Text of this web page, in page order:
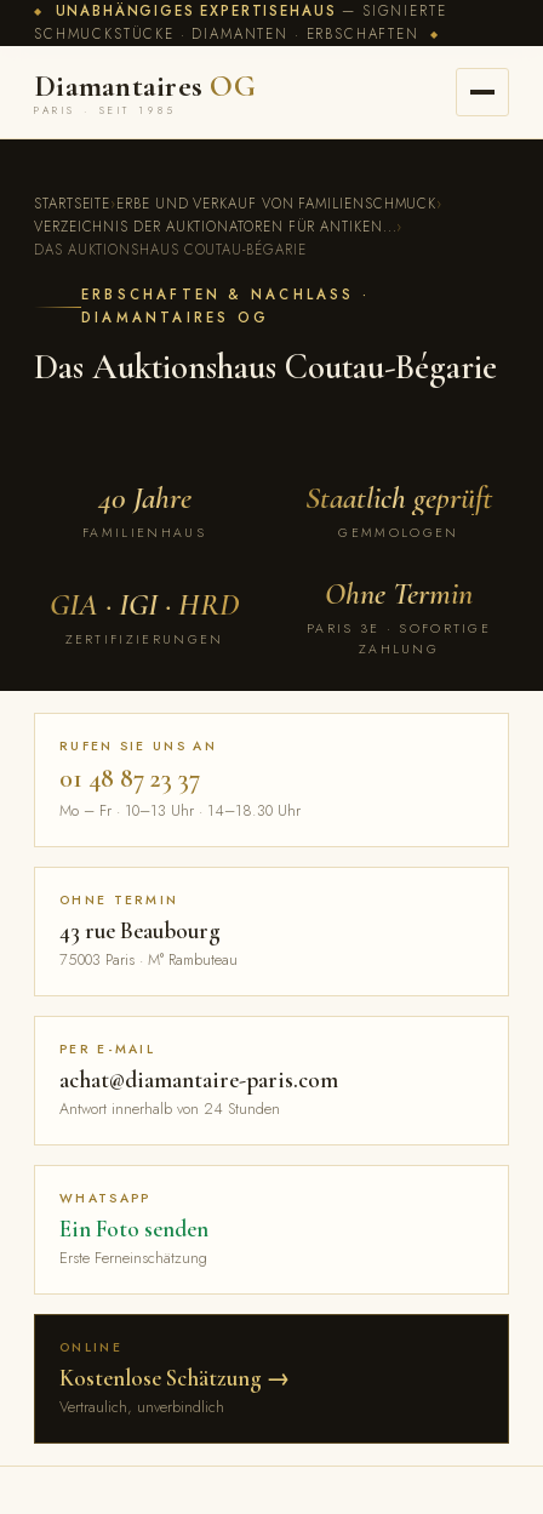
◆ UNABHÄNGIGES EXPERTISEHAUS — SIGNIERTE
SCHMUCKSTÜCKE · DIAMANTEN · ERBSCHAFTEN◆
Diamantaires OG
PARIS · SEIT 1985
STARTSEITE›ERBE UND VERKAUF VON FAMILIENSCHMUCK›
VERZEICHNIS DER AUKTIONATOREN FÜR ANTIKEN...›
DAS AUKTIONSHAUS COUTAU-BÉGARIE
ERBSCHAFTEN & NACHLASS ·
DIAMANTAIRES OG
Das Auktionshaus Coutau-Bégarie
40 Jahre
FAMILIENHAUS
Staatlich geprüft
GEMMOLOGEN
GIA · IGI · HRD
ZERTIFIZIERUNGEN
Ohne Termin
PARIS 3E · SOFORTIGE
ZAHLUNG
RUFEN SIE UNS AN
01 48 87 23 37
Mo – Fr · 10–13 Uhr · 14–18.30 Uhr
OHNE TERMIN
43 rue Beaubourg
75003 Paris · M° Rambuteau
PER E-MAIL
achat@diamantaire-paris.com
Antwort innerhalb von 24 Stunden
WHATSAPP
Ein Foto senden
Erste Ferneinschätzung
ONLINE
Kostenlose Schätzung →
Vertraulich, unverbindlich